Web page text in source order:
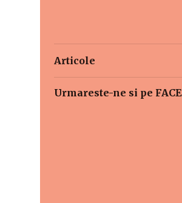
Articole
Urmareste-ne si pe